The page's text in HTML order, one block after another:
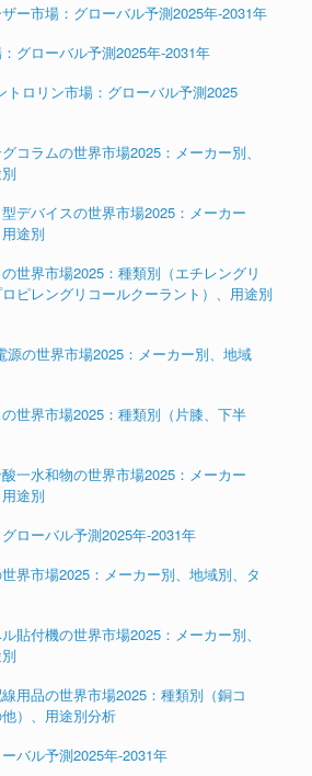
ー市場：グローバル予測2025年-2031年
グローバル予測2025年-2031年
トロリン市場：グローバル予測2025
コラムの世界市場2025：メーカー別、
デバイスの世界市場2025：メーカー
途別
世界市場2025：種類別（エチレングリ
ピレングリコールクーラント）、用途別
源の世界市場2025：メーカー別、地域
世界市場2025：種類別（片膝、下半
酸一水和物の世界市場2025：メーカー
途別
ローバル予測2025年-2031年
界市場2025：メーカー別、地域別、タ
貼付機の世界市場2025：メーカー別、
用品の世界市場2025：種類別（銅コ
）、用途別分析
バル予測2025年-2031年